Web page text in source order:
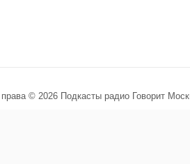
© 2026 Подкасты радио Говорит